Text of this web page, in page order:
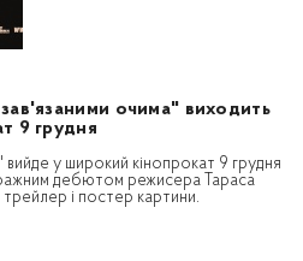
очима" виходить
9 грудня
вийде у широкий кінопрокат 9 грудня
дебютом режисера Тараса
і постер картини.